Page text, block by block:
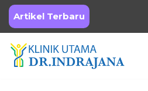
Skip
to
content
Artikel Terbaru